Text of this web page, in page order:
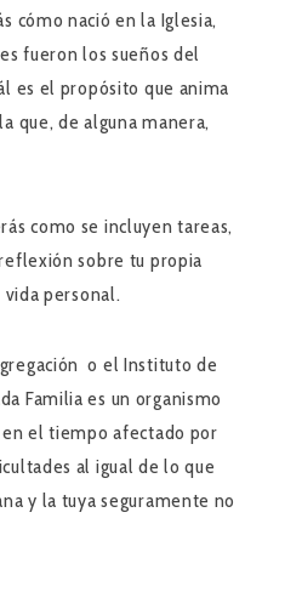
cómo nació en la Iglesia,
fueron los sueños del
es el propósito que anima
que, de alguna manera,
como se incluyen tareas,
sobre tu propia
personal.
o el Instituto de
Familia es un organismo
el tiempo afectado por
al igual de lo que
y la tuya seguramente no